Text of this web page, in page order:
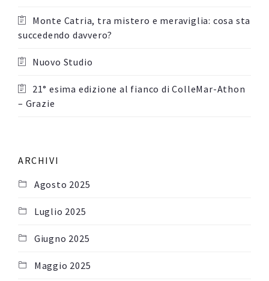
Monte Catria, tra mistero e meraviglia: cosa sta
succedendo davvero?
Nuovo Studio
21° esima edizione al fianco di ColleMar-Athon
– Grazie
ARCHIVI
Agosto 2025
Luglio 2025
Giugno 2025
Maggio 2025